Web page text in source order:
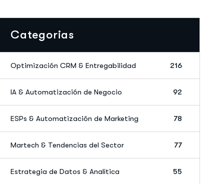
Categorias
Optimización CRM & Entregabilidad 216
IA & Automatización de Negocio 92
ESPs & Automatización de Marketing 78
Martech & Tendencias del Sector 77
Estrategia de Datos & Analítica 55